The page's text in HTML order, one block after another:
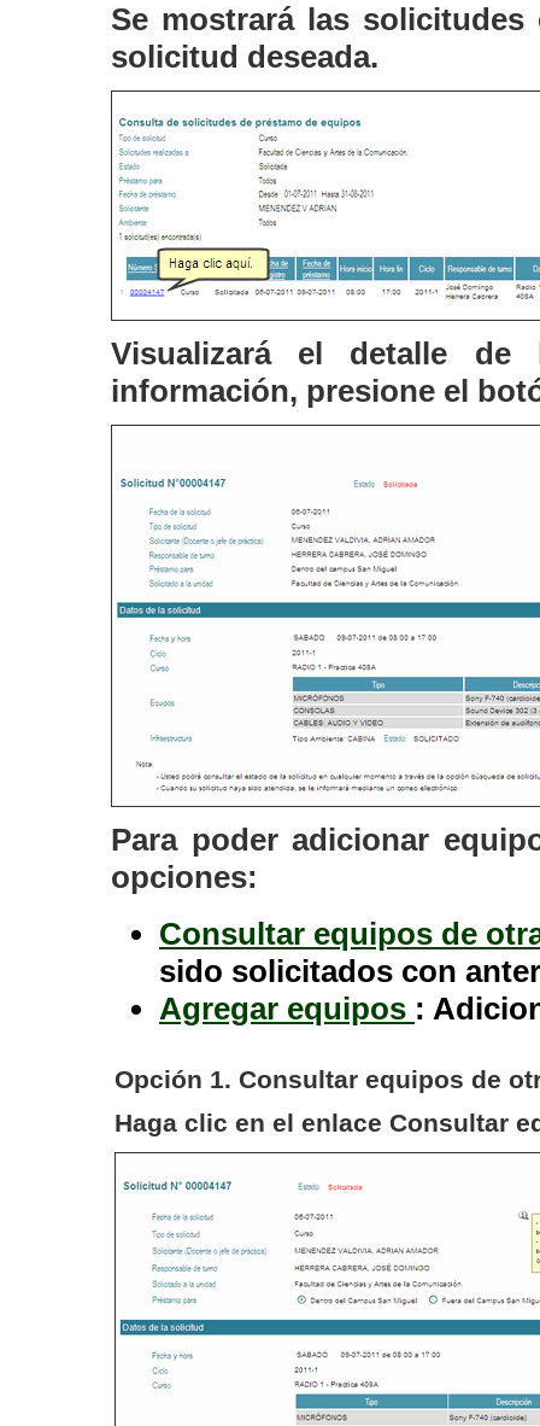
Se mostrará las
solicitud deseada.
Visualizará el detalle
información, presione el
Para poder adicionar
opciones:
Consultar equipos de
sido solicitados con
Agregar equipos :
Opción 1. Consultar equipos de
Haga clic en el enlace Consultar